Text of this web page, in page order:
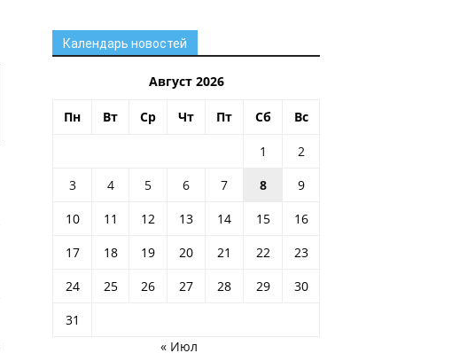
Календарь новостей
Август 2026
Пн Вт Ср Чт Пт Сб Вс
1
2
3
4 5 6 7 8
9
10
11 12 13 14 15
16
17
18 19 20 21 22
23
24
25 26 27 28 29
30
31
« Июл